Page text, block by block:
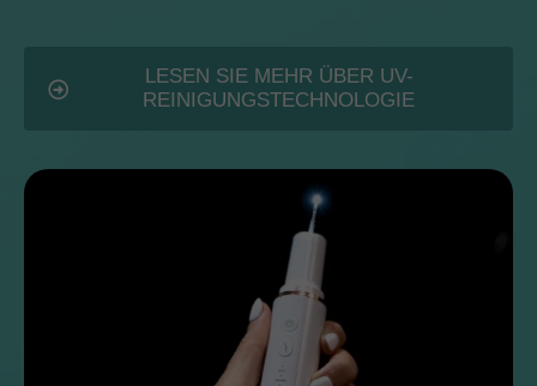
LESEN SIE MEHR ÜBER UV-
REINIGUNGSTECHNOLOGIE